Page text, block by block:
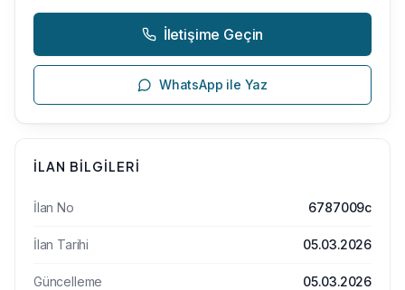
İletişime Geçin
WhatsApp ile Yaz
İLAN BILGILERI
İlan No 6787009c
İlan Tarihi 05.03.2026
Güncelleme 05.03.2026